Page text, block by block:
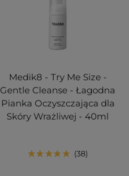
Medik8 - Try Me Size -
Gentle Cleanse - Łagodna
Pianka Oczyszczająca dla
Skóry Wrażliwej - 40ml
38